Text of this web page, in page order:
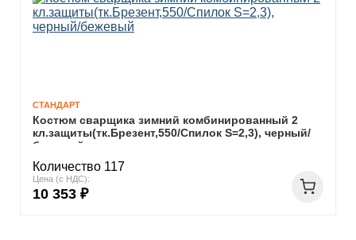
СТАНДАРТ
Костюм сварщика зимний комбинированный 2
кл.защиты(тк.Брезент,550/Спилок S=2,3), черный/
бежевый
Количество 117
Цена (с НДС):
10 353 ₽